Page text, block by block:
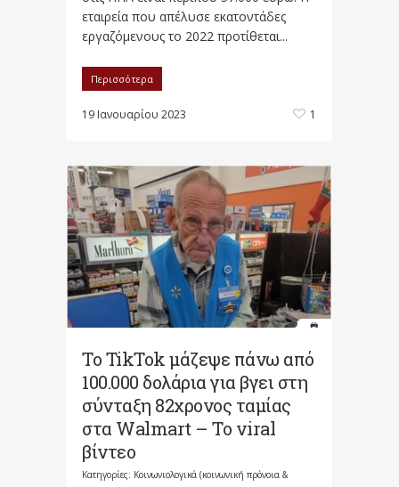
εταιρεία που απέλυσε εκατοντάδες
εργαζόμενους το 2022 προτίθεται...
Περισσότερα
19 Ιανουαρίου 2023 1
Το TikTok μάζεψε πάνω από
100.000 δολάρια για βγει στη
σύνταξη 82χρονος ταμίας
στα Walmart – Το viral
βίντεο
Κατηγορίες: Κοινωνιολογικά (κοινωνική πρόνοια &